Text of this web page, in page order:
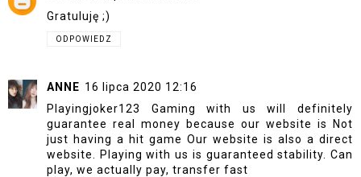
Gratuluję ;)
ODPOWIEDZ
ANNE 16 lipca 2020 12:16
Playingjoker123
Gaming with us will definitely
guarantee real money because our website is Not
just having a hit game Our website is also a direct
website. Playing with us is guaranteed stability. Can
play, we actually pay, transfer fast